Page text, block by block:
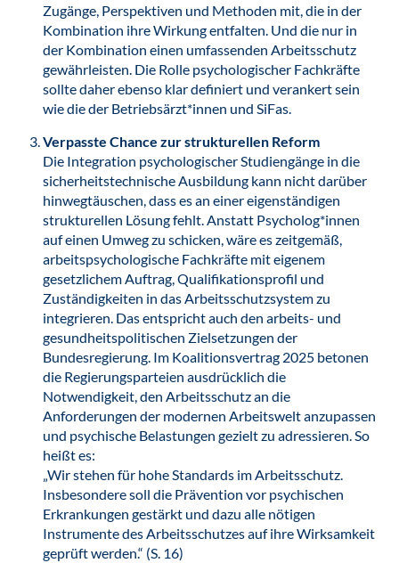
Zugänge, Perspektiven und Methoden mit, die in der
Kombination ihre Wirkung entfalten. Und die nur in
der Kombination einen umfassenden Arbeitsschutz
gewährleisten. Die Rolle psychologischer Fachkräfte
sollte daher ebenso klar definiert und verankert sein
wie die der Betriebsärzt*innen und SiFas.
Verpasste Chance zur strukturellen Reform
Die Integration psychologischer Studiengänge in die
sicherheitstechnische Ausbildung kann nicht darüber
hinwegtäuschen, dass es an einer eigenständigen
strukturellen Lösung fehlt. Anstatt Psycholog*innen
auf einen Umweg zu schicken, wäre es zeitgemäß,
arbeitspsychologische Fachkräfte mit eigenem
gesetzlichem Auftrag, Qualifikationsprofil und
Zuständigkeiten in das Arbeitsschutzsystem zu
integrieren. Das entspricht auch den arbeits- und
gesundheitspolitischen Zielsetzungen der
Bundesregierung. Im Koalitionsvertrag 2025 betonen
die Regierungsparteien ausdrücklich die
Notwendigkeit, den Arbeitsschutz an die
Anforderungen der modernen Arbeitswelt anzupassen
und psychische Belastungen gezielt zu adressieren. So
heißt es:
„Wir stehen für hohe Standards im Arbeitsschutz.
Insbesondere soll die Prävention vor psychischen
Erkrankungen gestärkt und dazu alle nötigen
Instrumente des Arbeitsschutzes auf ihre Wirksamkeit
geprüft werden.“ (S. 16)